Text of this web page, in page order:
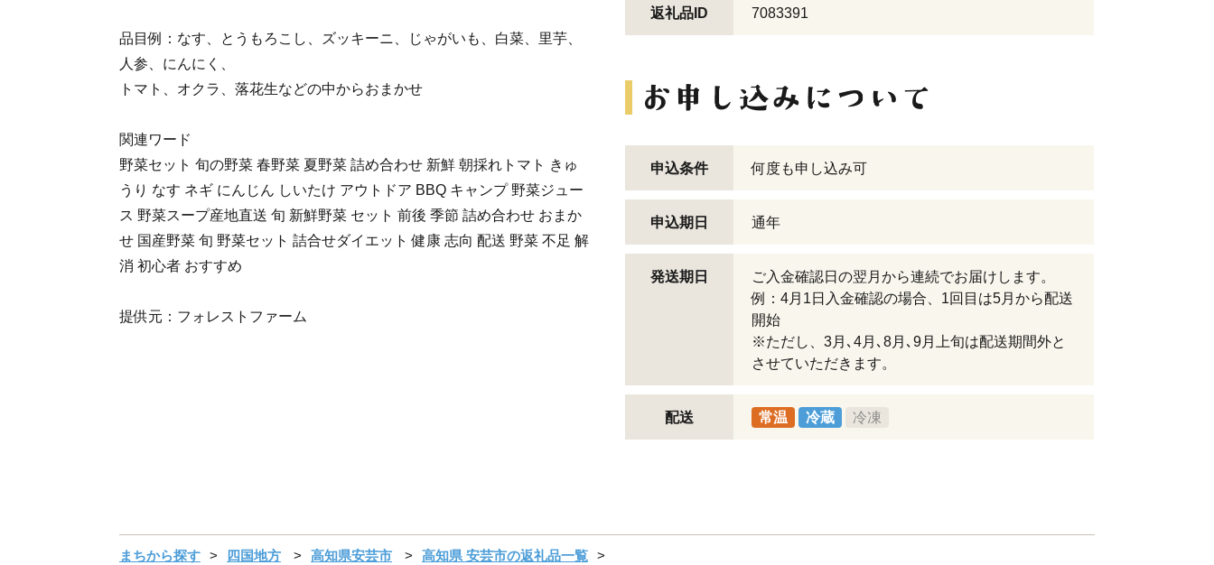
品目例：なす、とうもろこし、ズッキーニ、じゃがいも、白菜、里芋、
人参、にんにく、
トマト、オクラ、落花生などの中からおまかせ
関連ワード
野菜セット 旬の野菜 春野菜 夏野菜 詰め合わせ 新鮮 朝採れトマト きゅ
うり なす ネギ にんじん しいたけ アウトドア BBQ キャンプ 野菜ジュー
ス 野菜スープ産地直送 旬 新鮮野菜 セット 前後 季節 詰め合わせ おまか
せ 国産野菜 旬 野菜セット 詰合せダイエット 健康 志向 配送 野菜 不足 解
消 初心者 おすすめ
提供元：フォレストファーム
返礼品ID 7083391
申込条件 何度も申し込み可
申込期日 通年
発送期日
ご入金確認日の翌月から連続でお届けします。
例：4月1日入金確認の場合、1回目は5月から配送
開始
※ただし、3月､4月､8月､9月上旬は配送期間外と
させていただきます。
配送 常温 冷蔵 冷凍
まちから探す 四国地方 高知県安芸市
高知県 安芸市の返礼品一覧